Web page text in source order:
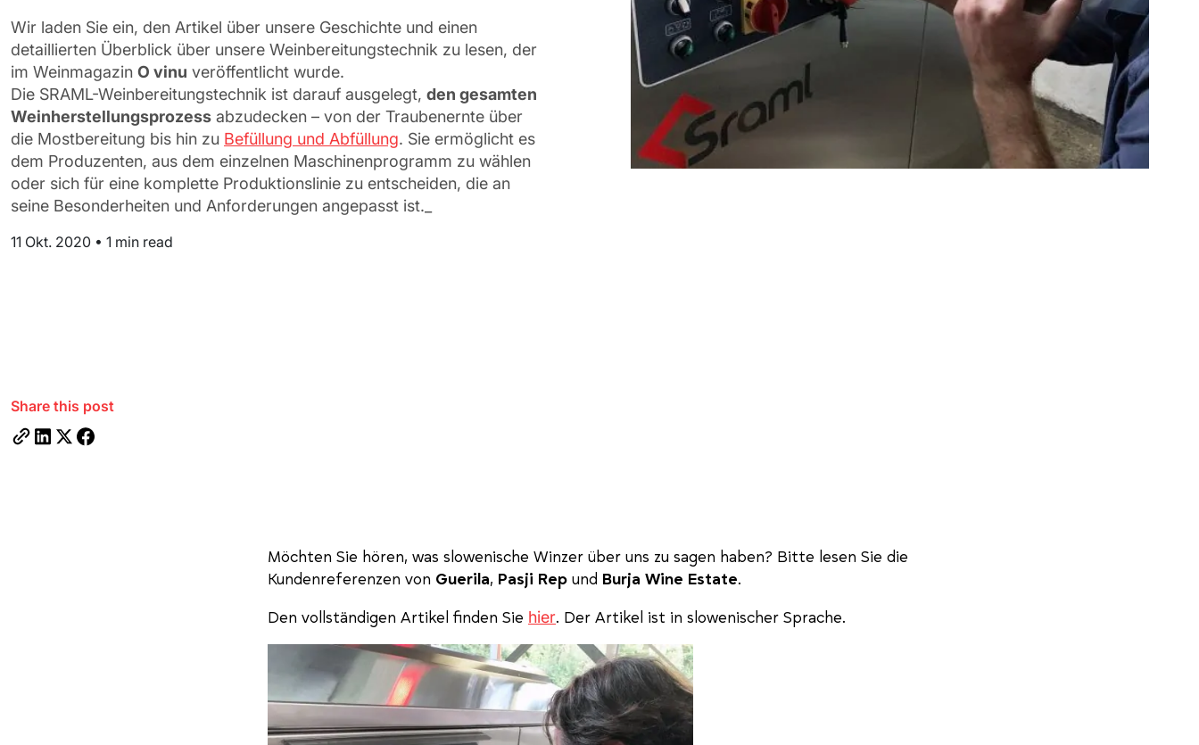
Wir laden Sie ein, den Artikel über unsere Geschichte und einen
detaillierten Überblick über unsere Weinbereitungstechnik zu lesen, der
im Weinmagazin O vinu veröffentlicht wurde.
Die SRAML-Weinbereitungstechnik ist darauf ausgelegt, den gesamten
Weinherstellungsprozess abzudecken – von der Traubenernte über
die Mostbereitung bis hin zu Befüllung und Abfüllung. Sie ermöglicht es
dem Produzenten, aus dem einzelnen Maschinenprogramm zu wählen
oder sich für eine komplette Produktionslinie zu entscheiden, die an
seine Besonderheiten und Anforderungen angepasst ist._
11 Okt. 2020 • 1 min read
Share this post
Möchten Sie hören, was slowenische Winzer über uns zu sagen haben? Bitte lesen Sie die
Kundenreferenzen von Guerila, Pasji Rep und Burja Wine Estate.
Den vollständigen Artikel finden Sie hier. Der Artikel ist in slowenischer Sprache.